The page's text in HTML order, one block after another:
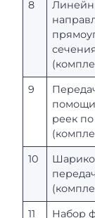
8
9
помощи
реек по
10
11 Набор